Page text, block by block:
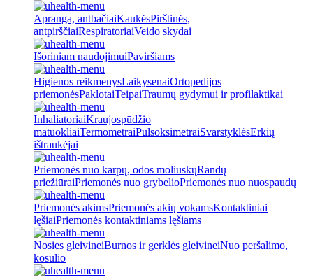
Apranga, antbačiaiKaukėsPirštinės,
antpirščiaiRespiratoriaiVeido skydai
Išoriniam naudojimuiPaviršiams
Higienos reikmenysLaikysenaiOrtopedijos
priemonėsPaklotaiTeipaiTraumų gydymui ir profilaktikai
InhaliatoriaiKraujospūdžio
matuokliaiTermometraiPulsoksimetraiSvarstyklėsErkių
ištraukėjai
Priemonės nuo karpų, odos moliuskųRandų
priežiūraiPriemonės nuo grybelioPriemonės nuo nuospaudų
Priemonės akimsPriemonės akių vokamsKontaktiniai
lęšiaiPriemonės kontaktiniams lęšiams
Nosies gleivineiBurnos ir gerklės gleivineiNuo peršalimo,
kosulio